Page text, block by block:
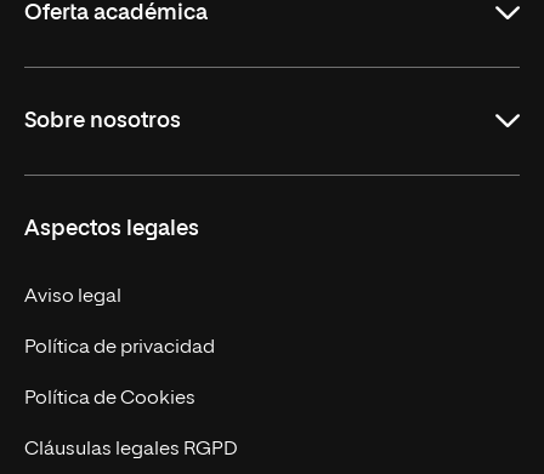
Oferta académica
Maestrías
Educación Continuada
Sobre nosotros
Trabaja en UNIR
Actualidad
Contacto
Aspectos legales
Aviso legal
Política de privacidad
Política de Cookies
Cláusulas legales RGPD